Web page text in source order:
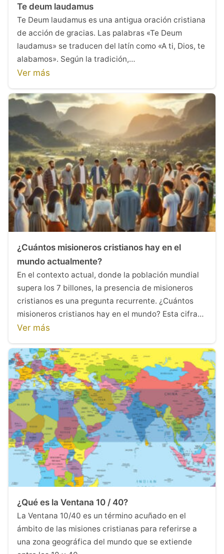
Te deum laudamus
Te Deum laudamus es una antigua oración cristiana
de acción de gracias. Las palabras «Te Deum
laudamus» se traducen del latín como «A ti, Dios, te
alabamos». Según la tradición,…
Ver más
¿Cuántos misioneros cristianos hay en el
mundo actualmente?
En el contexto actual, donde la población mundial
supera los 7 billones, la presencia de misioneros
cristianos es una pregunta recurrente. ¿Cuántos
misioneros cristianos hay en el mundo? Esta cifra…
Ver más
¿Qué es la Ventana 10 / 40?
La Ventana 10/40 es un término acuñado en el
ámbito de las misiones cristianas para referirse a
una zona geográfica del mundo que se extiende